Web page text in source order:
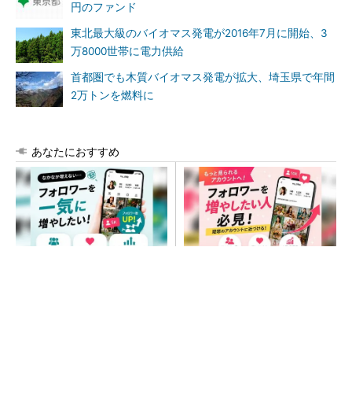
円のファンド
東北最大級のバイオマス発電が2016年7月に開始、3
万8000世帯に電力供給
首都圏でも木質バイオマス発電が拡大、埼玉県で年間
2万トンを燃料に
あなたにおすすめ